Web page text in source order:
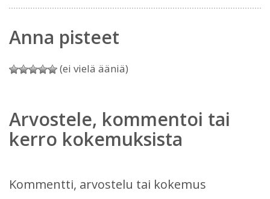
Anna pisteet
(ei vielä ääniä)
Arvostele, kommentoi tai
kerro kokemuksista
Kommentti, arvostelu tai kokemus